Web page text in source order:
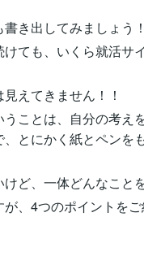
き出してみましょう！
ても、いくら就活サ
えてきません！！
ことは、自分の考え
、とにかく紙とペンを
ど、一体どんなこと
が、4つのポイントを